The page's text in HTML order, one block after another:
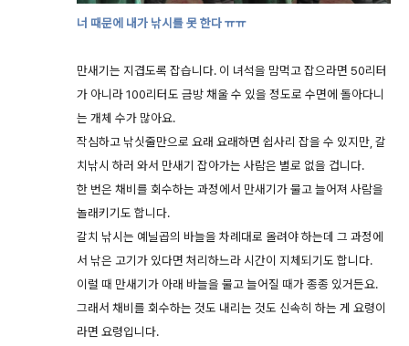
너 때문에 내가 낚시를 못 한다 ㅠㅠ
만새기는 지겹도록 잡습니다. 이 녀석을 맘먹고 잡으라면 50리터
가 아니라 100리터도 금방 채울 수 있을 정도로 수면에 돌아다니
는 개체 수가 많아요.
작심하고 낚싯줄만으로 요래 요래하면 쉽사리 잡을 수 있지만, 갈
치낚시 하러 와서 만새기 잡아가는 사람은 별로 없을 겁니다.
한 번은 채비를 회수하는 과정에서 만새기가 물고 늘어져 사람을
놀래키기도 합니다.
갈치 낚시는 예닐곱의 바늘을 차례대로 올려야 하는데 그 과정에
서 낚은 고기가 있다면 처리하느라 시간이 지체되기도 합니다.
이럴 때 만새기가 아래 바늘을 물고 늘어질 때가 종종 있거든요.
그래서 채비를 회수하는 것도 내리는 것도 신속히 하는 게 요령이
라면 요령입니다.